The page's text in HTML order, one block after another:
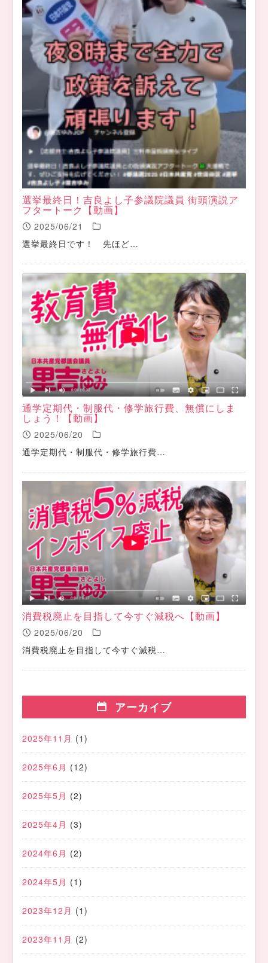
選挙最終日！吉良よし子参議院議員 街頭演説ア
フタートーク【動画】
2025/06/21
選挙最終日です！ 先ほど…
通学定期代・制服代・修学旅行費、無償にしま
しょう！【動画】
2025/06/20
通学定期代・制服代・修学旅行費…
消費税廃止を目指して今すぐ減税へ【動画】
2025/06/20
消費税廃止を目指して今すぐ減税…
アーカイブ
2025年11月 (1)
2025年6月 (12)
2025年5月 (2)
2025年4月 (3)
2024年6月 (2)
2024年5月 (1)
2023年12月 (1)
2023年11月 (2)